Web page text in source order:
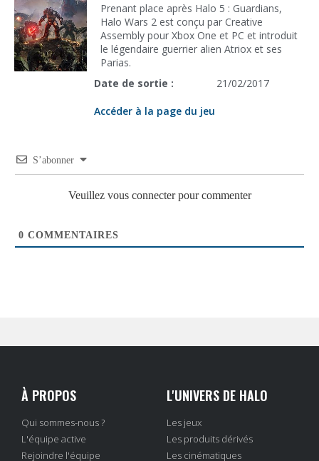
Prenant place après Halo 5 : Guardians,
Halo Wars 2 est conçu par Creative
Assembly pour Xbox One et PC et introduit
le légendaire guerrier alien Atriox et ses
Parias.
Date de sortie :
21/02/2017
Accéder à la page du jeu
S’abonner
Veuillez vous connecter pour commenter
0 COMMENTAIRES
À PROPOS
Qui sommes-nous ?
L'équipe active
Rejoindre l'équipe
L'UNIVERS DE HALO
Les jeux
Les produits dérivés
Les cinématiques